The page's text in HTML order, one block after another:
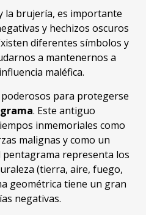
la brujería, es importante
y hechizos oscuros
diferentes símbolos y
a mantenernos a
maléfica.
para protegerse
. Este antiguo
inmemoriales como
malignas y como un
pentagrama representa los
(tierra, aire, fuego,
geométrica tiene un gran
negativas.